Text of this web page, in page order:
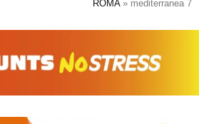
ROMA» mediterranea 7